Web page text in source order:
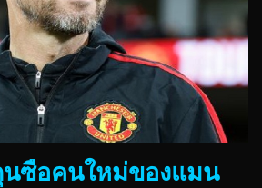
นซือคนใหม่ของแมน